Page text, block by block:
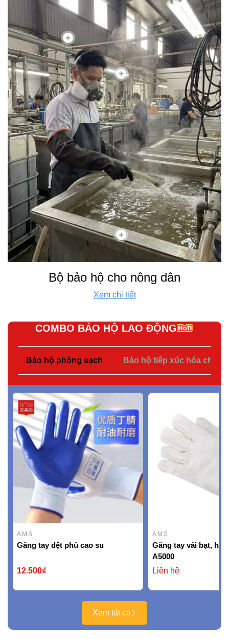
Bộ bảo hộ cho nông dân
Xem chi tiết
COMBO BẢO HỘ LAO ĐỘNG
Bảo hộ phòng sạch Bảo hộ tiếp xúc hóa chất
AMS
Găng tay dệt phủ cao su
12.500₫
AMS
Găng tay vải bạt,
A5000
Liên hệ
Xem tất cả